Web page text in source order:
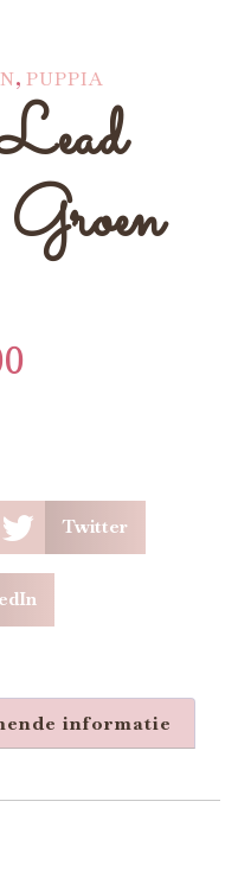
, PUPPIA
Twitter
informatie